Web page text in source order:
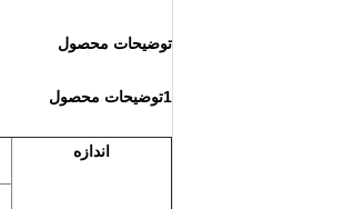
توضیحات محصول
1توضیحات محصول
اندازه